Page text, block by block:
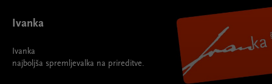
Ivanka
Ivanka
najboljša spremljevalka na prireditve.